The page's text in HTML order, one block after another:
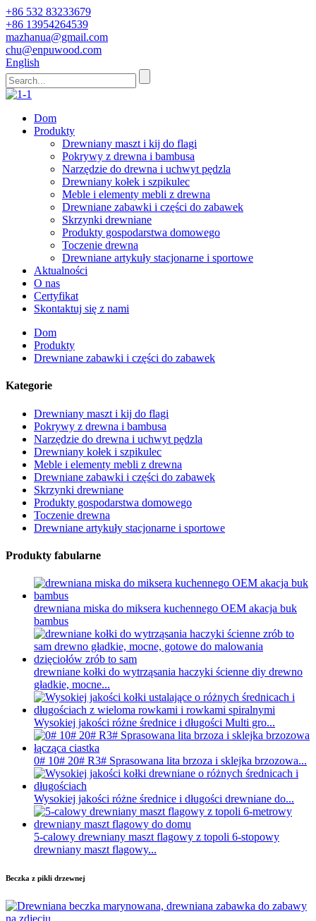
+86 532 83233679
+86 13954264539
mazhanua@gmail.com
chu@enpuwood.com
English
Dom
Produkty
Drewniany maszt i kij do flagi
Pokrywy z drewna i bambusa
Narzędzie do drewna i uchwyt pędzla
Drewniany kołek i szpikulec
Meble i elementy mebli z drewna
Drewniane zabawki i części do zabawek
Skrzynki drewniane
Produkty gospodarstwa domowego
Toczenie drewna
Drewniane artykuły stacjonarne i sportowe
Aktualności
O nas
Certyfikat
Skontaktuj się z nami
Dom
Produkty
Drewniane zabawki i części do zabawek
Kategorie
Drewniany maszt i kij do flagi
Pokrywy z drewna i bambusa
Narzędzie do drewna i uchwyt pędzla
Drewniany kołek i szpikulec
Meble i elementy mebli z drewna
Drewniane zabawki i części do zabawek
Skrzynki drewniane
Produkty gospodarstwa domowego
Toczenie drewna
Drewniane artykuły stacjonarne i sportowe
Produkty fabularne
drewniana miska do miksera kuchennego OEM akacja buk
bambus
drewniane kołki do wytrząsania haczyki ścienne diy drewno
gładkie, mocne...
Wysokiej jakości różne średnice i długości Multi gro...
0# 10# 20# R3# Sprasowana lita brzoza i sklejka brzozowa...
Wysokiej jakości różne średnice i długości drewniane do...
5-calowy drewniany maszt flagowy z topoli 6-stopowy
drewniany maszt flagowy...
Beczka z pikli drzewnej